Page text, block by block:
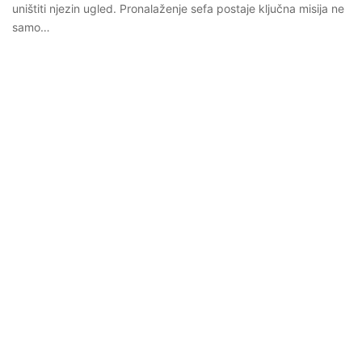
uništiti njezin ugled. Pronalaženje sefa postaje ključna misija ne
samo…